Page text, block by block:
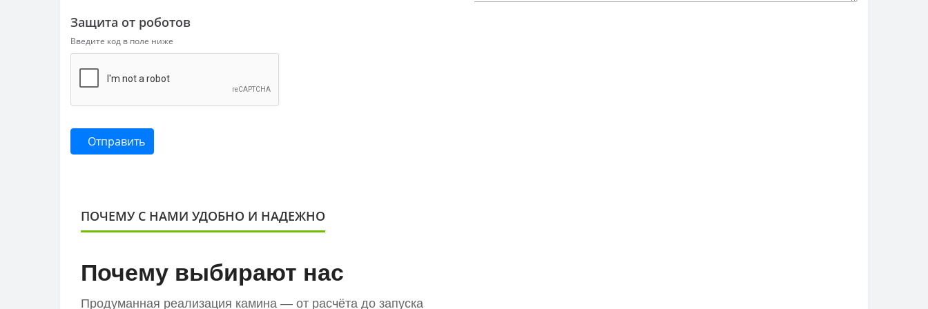
Защита от роботов
Введите код в поле ниже
Отправить
ПОЧЕМУ С НАМИ УДОБНО И НАДЕЖНО
Почему выбирают нас
Продуманная реализация камина — от расчёта до запуска